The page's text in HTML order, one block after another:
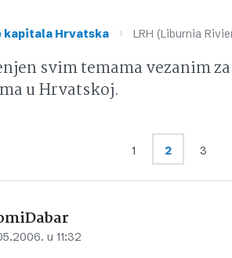
kapitala Hrvatska › LRH (Liburnia
svim temama vezanim
u Hrvatskoj.
1 2 3
u 11:32